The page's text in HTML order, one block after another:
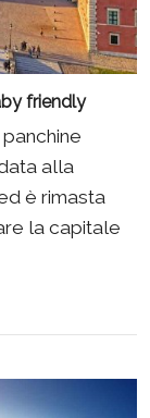
friendly
alla
è rimasta
la capitale